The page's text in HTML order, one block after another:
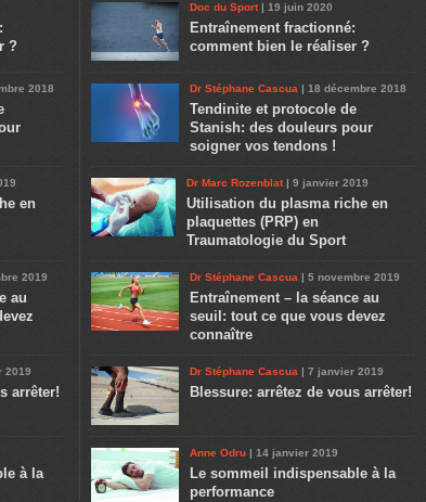
?
2018
en
2019
au
2019
arrêter!
à la
Doc du Sport| 19 juin 2020
Entraînement fractionné:
comment bien le réaliser ?
Dr Stéphane Cascua | 18 décembre 2018
Tendinite et protocole de
Stanish: des douleurs pour
soigner vos tendons !
Dr Marc Rozenblat| 9 janvier 2019
Utilisation du plasma riche en
plaquettes (PRP) en
Traumatologie du Sport
Dr Stéphane Cascua | 5 novembre 2019
Entraînement – la séance au
seuil: tout ce que vous devez
connaître
Dr Stéphane Cascua | 7 janvier 2019
Blessure: arrêtez de vous arrêter!
Anne Odru | 14 janvier 2019
Le sommeil indispensable à la
performance